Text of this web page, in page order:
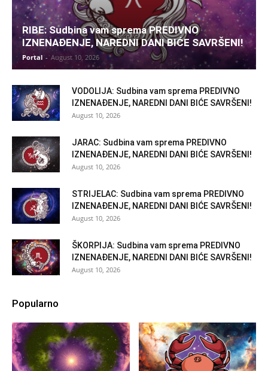
RIBE: Sudbina vam sprema PREDIVNO
IZNENAĐENJE, NAREDNI DANI BIĆE SAVRŠENI!
Portal - August 10, 2026
VODOLIJA: Sudbina vam sprema PREDIVNO
IZNENAĐENJE, NAREDNI DANI BIĆE SAVRŠENI!
August 10, 2026
JARAC: Sudbina vam sprema PREDIVNO
IZNENAĐENJE, NAREDNI DANI BIĆE SAVRŠENI!
August 10, 2026
STRIJELAC: Sudbina vam sprema PREDIVNO
IZNENAĐENJE, NAREDNI DANI BIĆE SAVRŠENI!
August 10, 2026
ŠKORPIJA: Sudbina vam sprema PREDIVNO
IZNENAĐENJE, NAREDNI DANI BIĆE SAVRŠENI!
August 10, 2026
Popularno